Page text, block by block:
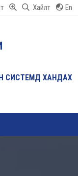
Хайлт En
СИСТЕМД ХАНДАХ